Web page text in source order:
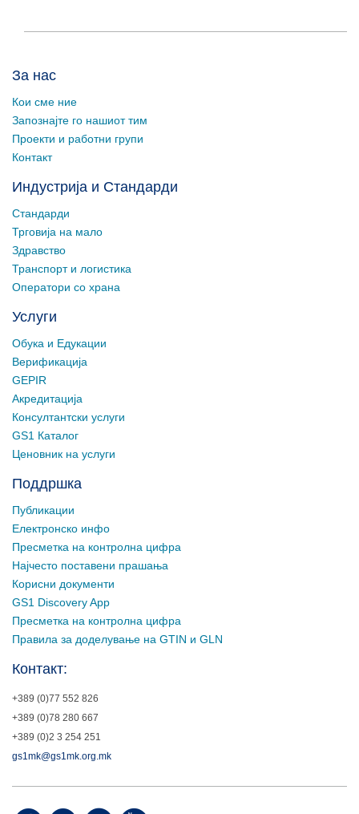
За нас
Кои сме ние
Запознајте го нашиот тим
Проекти и работни групи
Контакт
Индустрија и Стандарди
Стандарди
Трговија на мало
Здравство
Транспорт и логистика
Оператори со храна
Услуги
Обука и Едукации
Верификација
GEPIR
Акредитација
Консултантски услуги
GS1 Каталог
Ценовник на услуги
Поддршка
Публикации
Електронско инфо
Пресметка на контролна цифра
Најчесто поставени прашања
Корисни документи
GS1 Discovery App
Пресметка на контролна цифра
Правила за доделување на GTIN и GLN
Контакт:
+389 (0)77 552 826
+389 (0)78 280 667
+389 (0)2 3 254 251
gs1mk@gs1mk.org.mk